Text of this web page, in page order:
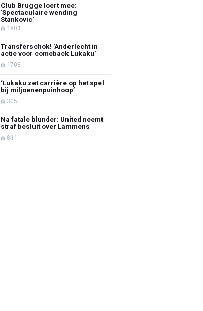
Club Brugge loert mee:
'Spectaculaire wending
Stankovic'
1801
Transferschok! 'Anderlecht in
actie voor comeback Lukaku'
1703
‘Lukaku zet carrière op het spel
bij miljoenenpuinhoop’
305
Na fatale blunder: United neemt
straf besluit over Lammens
811